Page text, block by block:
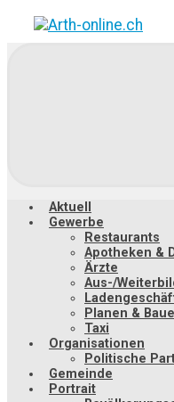
Zum
Hauptinhalt
Aktuell
Gewerbe
Restaurants
Apotheken &
Ärzte
Aus-/
Planen &
Taxi
Organisationen
Politische
Gemeinde
Portrait